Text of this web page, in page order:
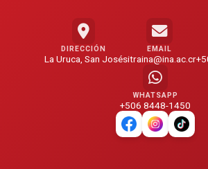
DIRECCIÓN
La Uruca, San José
EMAIL
sitraina@ina.ac.cr
WHATSAPP
+506 8448-1450